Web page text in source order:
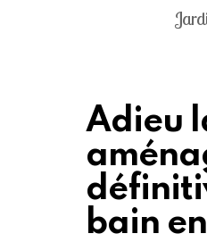
Adieu
bain